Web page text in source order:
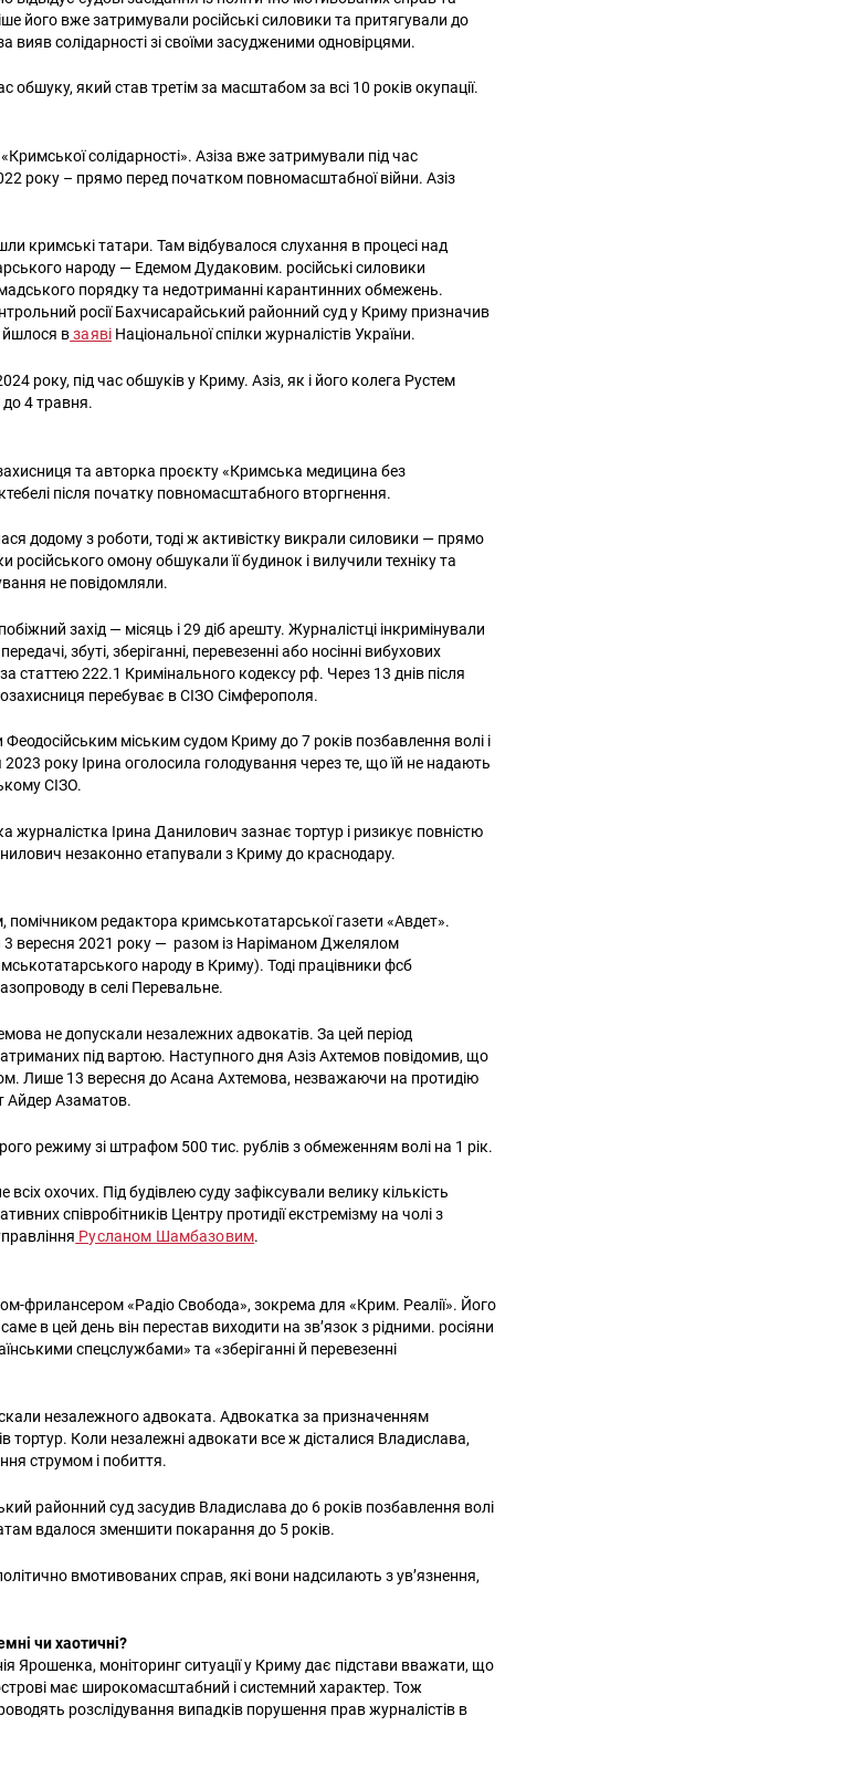
Пошук за запитом:
його вже затримували російські силовики та притягували до
вияв солідарності зі своїми засудженими одновірцями.
обшуку, який став третім за масштабом за всі 10 років окупації.
солідарності». Азіза вже затримували під час
року – прямо перед початком повномасштабної війни. Азіз
кримські татари. Там відбувалося слухання в процесі над
народу — Едемом Дудаковим. російські силовики
порядку та недотриманні карантинних обмежень.
росії Бахчисарайський районний суд у Криму призначив
йшлося взаяві Національної спілки журналістів України.
року, під час обшуків у Криму. Азіз, як і його колега Рустем
4 травня.
та авторка проєкту «Кримська медицина без
після початку повномасштабного вторгнення.
додому з роботи, тоді ж активістку викрали силовики — прямо
російського омону обшукали її будинок і вилучили техніку та
не повідомляли.
захід — місяць і 29 діб арешту. Журналістці інкримінували
збуті, зберіганні, перевезенні або носінні вибухових
статтею 222.1 Кримінального кодексу рф. Через 13 днів після
перебуває в СІЗО Сімферополя.
міським судом Криму до 7 років позбавлення волі і
року Ірина оголосила голодування через те, що їй не надають
СІЗО.
Ірина Данилович зазнає тортур і ризикує повністю
незаконно етапували з Криму до краснодару.
редактора кримськотатарської газети «Авдет».
3 вересня 2021 року — разом із Наріманом Джелялом
народу в Криму). Тоді працівники фсб
в селі Перевальне.
не допускали незалежних адвокатів. За цей період
під вартою. Наступного дня Азіз Ахтемов повідомив, що
Лише 13 вересня до Асана Ахтемова, незважаючи на протидію
Айдер Азаматов.
режиму зі штрафом 500 тис. рублів з обмеженням волі на 1 рік.
охочих. Під будівлею суду зафіксували велику кількість
співробітників Центру протидії екстремізму на чолі з
Русланом Шамбазовим.
фрилансером «Радіо Свобода», зокрема для «Крим. Реалії». Його
в цей день він перестав виходити на зв’язок з рідними. росіяни
спецслужбами» та «зберіганні й перевезенні
незалежного адвоката. Адвокатка за призначенням
тортур. Коли незалежні адвокати все ж дісталися Владислава,
струмом і побиття.
районний суд засудив Владислава до 6 років позбавлення волі
вдалося зменшити покарання до 5 років.
вмотивованих справ, які вони надсилають з ув’язнення,
чи хаотичні?
Ярошенка, моніторинг ситуації у Криму дає підстави вважати, що
має широкомасштабний і системний характер. Тож
розслідування випадків порушення прав журналістів в